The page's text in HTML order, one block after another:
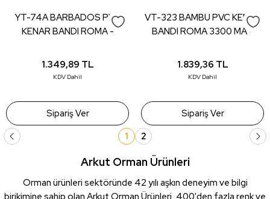
YT-74A BARBADOS PVC
KENAR BANDI ROMA -
1.349,89 TL
KDV Dahil
Sipariş Ver
VT-323 BAMBU PVC KENAR
BANDI ROMA 3300 MA -
1.839,36 TL
KDV Dahil
Sipariş Ver
1
2
Arkut Orman Ürünleri
Orman ürünleri sektöründe 42 yılı aşkın deneyim ve bilgi
birikimine sahip olan Arkut Orman Ürünleri, 400'den fazla renk ve